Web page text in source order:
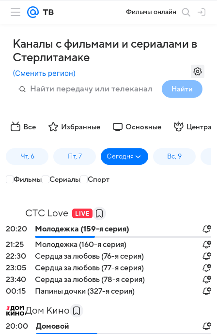
Фильмы онлайн
Каналы с фильмами и сериалами в
Стерлитамаке
(Сменить регион)
Найти
Все Избранные Основные
Чт, 6 Пт, 7 Сегодня Вс, 9
Фильмы Сериалы Спорт
СТС Love
20:20
Молодежка (159-я серия)
21:25
Молодежка (160-я серия)
22:30
Сердца за любовь (76-я серия)
23:05
Сердца за любовь (77-я серия)
23:40
Сердца за любовь (78-я серия)
00:15
Папины дочки (327-я серия)
Дом Кино
20:00
Домовой